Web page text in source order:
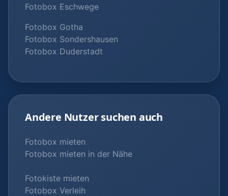
Fotobox Eschwege
Fotobox Gotha
Fotobox Sondershausen
Fotobox Duderstadt
Andere Nutzer suchen auch
Fotobox mieten
Fotobox mieten in der Nähe
Fotokiste mieten
Fotobox Verleih